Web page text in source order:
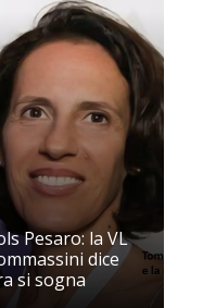
Pesaro: la VL
dice
si sogna